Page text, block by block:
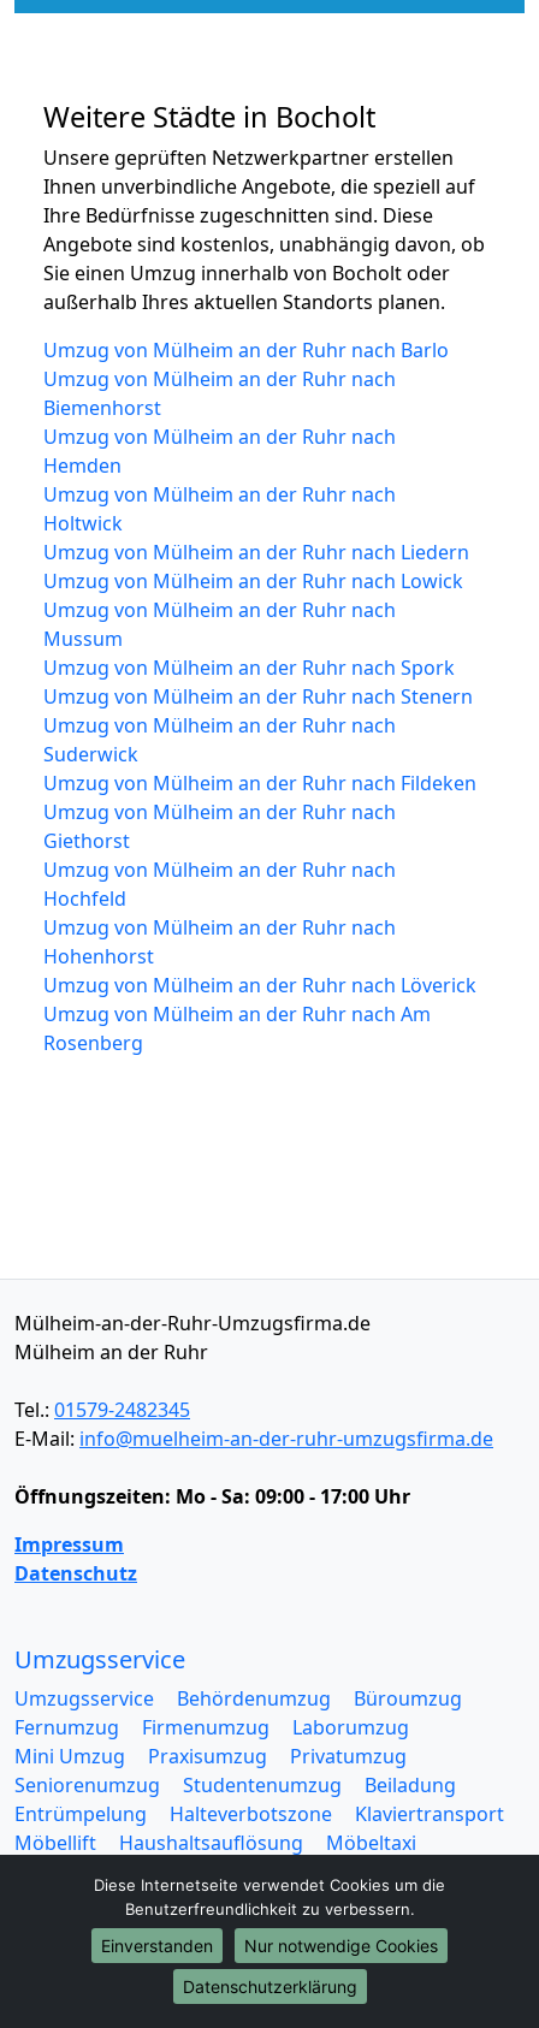
Weitere Städte in Bocholt
Unsere geprüften Netzwerkpartner erstellen
Ihnen unverbindliche Angebote, die speziell auf
Ihre Bedürfnisse zugeschnitten sind. Diese
Angebote sind kostenlos, unabhängig davon, ob
Sie einen Umzug innerhalb von Bocholt oder
außerhalb Ihres aktuellen Standorts planen.
Umzug von Mülheim an der Ruhr nach Barlo
Umzug von Mülheim an der Ruhr nach
Biemenhorst
Umzug von Mülheim an der Ruhr nach
Hemden
Umzug von Mülheim an der Ruhr nach
Holtwick
Umzug von Mülheim an der Ruhr nach Liedern
Umzug von Mülheim an der Ruhr nach Lowick
Umzug von Mülheim an der Ruhr nach
Mussum
Umzug von Mülheim an der Ruhr nach Spork
Umzug von Mülheim an der Ruhr nach Stenern
Umzug von Mülheim an der Ruhr nach
Suderwick
Umzug von Mülheim an der Ruhr nach Fildeken
Umzug von Mülheim an der Ruhr nach
Giethorst
Umzug von Mülheim an der Ruhr nach
Hochfeld
Umzug von Mülheim an der Ruhr nach
Hohenhorst
Umzug von Mülheim an der Ruhr nach Löverick
Umzug von Mülheim an der Ruhr nach Am
Rosenberg
Mülheim-an-der-Ruhr-Umzugsfirma.de
Mülheim an der Ruhr
Tel.: 01579-2482345
E-Mail: info@muelheim-an-der-ruhr-umzugsfirma.de
Öffnungszeiten: Mo - Sa: 09:00 - 17:00 Uhr
Impressum
Datenschutz
Umzugsservice
Umzugsservice Behördenumzug
Büroumzug
Fernumzug
Firmenumzug
Laborumzug
Mini Umzug
Praxisumzug
Privatumzug
Seniorenumzug
Studentenumzug
Beiladung
Entrümpelung
Halteverbotszone
Klaviertransport
Möbellift
Haushaltsauflösung
Möbeltaxi
Diese Internetseite verwendet Cookies um die
Benutzerfreundlichkeit zu verbessern.
Einverstanden
Nur notwendige Cookies
Datenschutzerklärung